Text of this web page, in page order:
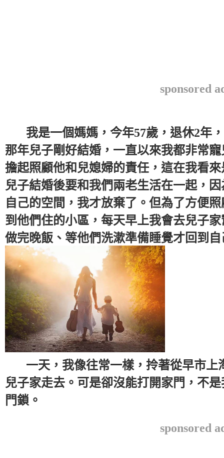
sponsored
我是一個媽媽，今年57歲，退休2年，
那年兒子剛好結婚，一直以來我都非常
擔起照顧他和兒媳婦的責任，這在我看
兒子結婚後要和我們兩老生活在一起，
自己的空間，我才放棄了。但為了方便
到他們住的小區，每天早上我會去兒子
做完晚飯、等他們洗漱準備睡覺才回到自
一天，我像往常一樣，拎著從早市上
兒子家走去。可是卻沒能打開家門，不
門鎖。
sponsored